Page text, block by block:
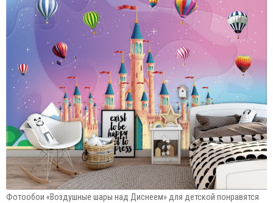
Фотообои «Воздушные шары над Диснеем» для детской понравятся